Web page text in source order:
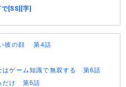
[SS][字]
彼の顔 第4話
はゲーム知識で無双する 第6話
だけ 第6話